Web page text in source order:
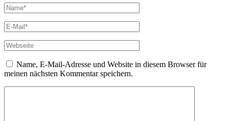
Name, E-Mail-Adresse und Website in diesem Browser für
meinen nächsten Kommentar speichern.